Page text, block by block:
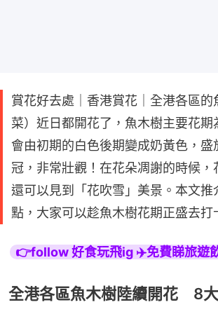
賞花好去處｜香港賞花｜全港各區的
菜）近日都開花了，魚木樹主要花
會由初期的白色後期變成奶黃色，盛
冠，非常壯觀！在花朵凋謝的時候，
還可以見到「花吹雪」美景。本文推
點，大家可以趁魚木樹花期正盛去打
👉follow 好食玩飛ig ✈️免費睇旅遊
全港各區魚木樹陸續開花 8